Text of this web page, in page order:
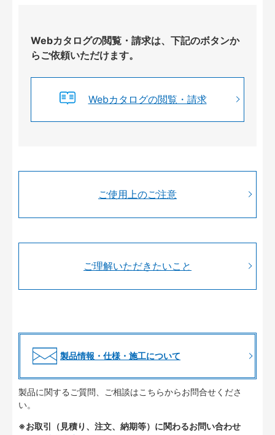
Webカタログの閲覧・請求は、下記のボタンか
らご依頼いただけます。
Webカタログの閲覧・請求
ご使用上のご注意
ご理解いただきたいこと
製品情報・仕様・施工について
製品に関するご質問、ご相談はこちらからお問合せくださ
い。
※お取引（見積り、注文、納期等）に関わるお問い合わせ